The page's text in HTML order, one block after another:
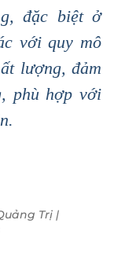
đặc biệt ở
với quy mô
lượng, đảm
phù hợp với
Trị |